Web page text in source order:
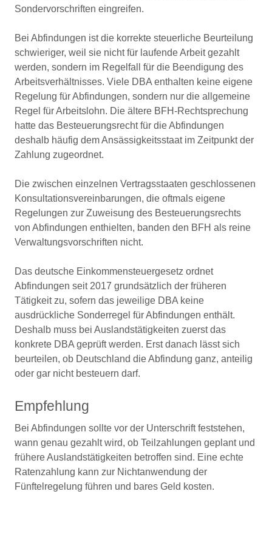
Sondervorschriften eingreifen.
Bei Abfindungen ist die korrekte steuerliche Beurteilung
schwieriger, weil sie nicht für laufende Arbeit gezahlt
werden, sondern im Regelfall für die Beendigung des
Arbeitsverhältnisses. Viele DBA enthalten keine eigene
Regelung für Abfindungen, sondern nur die allgemeine
Regel für Arbeitslohn. Die ältere BFH-Rechtsprechung
hatte das Besteuerungsrecht für die Abfindungen
deshalb häufig dem Ansässigkeitsstaat im Zeitpunkt der
Zahlung zugeordnet.
Die zwischen einzelnen Vertragsstaaten geschlossenen
Konsultationsvereinbarungen, die oftmals eigene
Regelungen zur Zuweisung des Besteuerungsrechts
von Abfindungen enthielten, banden den BFH als reine
Verwaltungsvorschriften nicht.
Das deutsche Einkommensteuergesetz ordnet
Abfindungen seit 2017 grundsätzlich der früheren
Tätigkeit zu, sofern das jeweilige DBA keine
ausdrückliche Sonderregel für Abfindungen enthält.
Deshalb muss bei Auslandstätigkeiten zuerst das
konkrete DBA geprüft werden. Erst danach lässt sich
beurteilen, ob Deutschland die Abfindung ganz, anteilig
oder gar nicht besteuern darf.
Empfehlung
Bei Abfindungen sollte vor der Unterschrift feststehen,
wann genau gezahlt wird, ob Teilzahlungen geplant und
frühere Auslandstätigkeiten betroffen sind. Eine echte
Ratenzahlung kann zur Nichtanwendung der
Fünftelregelung führen und bares Geld kosten.